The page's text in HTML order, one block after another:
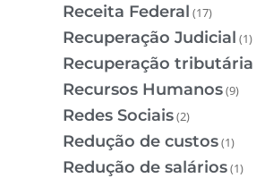
Receita Federal (17)
Recuperação Judicial (1)
Recuperação tributária
Recursos Humanos(9)
Redes Sociais(2)
Redução de custos(1)
Redução de salários(1)